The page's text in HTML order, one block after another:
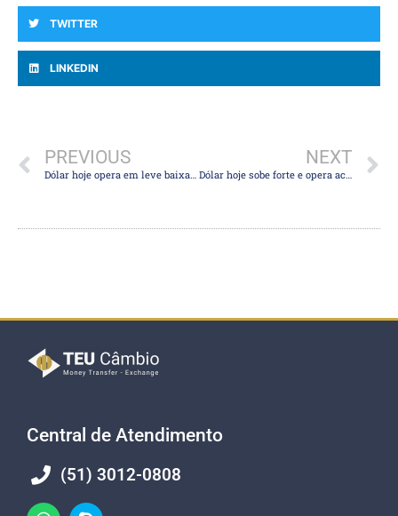
TWITTER
LINKEDIN
PREVIOUS NEXT
Dólar hoje sobe forte e opera acima do patamar de R$ 5,50
Central de Atendimento
(51) 3012-0808